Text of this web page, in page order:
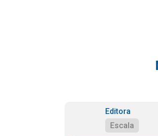
Editora
Escala